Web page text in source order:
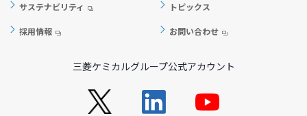
サステナビリティ トピックス
採用情報 お問い合わせ
三菱ケミカルグループ公式アカウント